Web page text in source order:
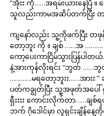
“အိုးး ကို……အရမ်းယားနေပြီ ။
သူလည်းကာမအဆိပ်တက်ပြီး တခ
ကျနော်လည်း သူ့ကိုဖက်ပြီး တဖုန်း
တော့ဘူး ကို ။ ချစ် ……အ
ကော့ပေးကာငြိမ်သွားပြန်ပ
နဲ့အားကုန်လိုးရင်း “ဘွတ် ……ဘွတ်
…………မရတော့ဘူးး……အားး
ပတ်ကချွတ်ပြီး သူ့အဖုတ်အပေါ်
ရှီးးးး ကောင်းလိုက်တာ……ချ
ဘက် ဂိုဒေါင်မှာ လူရှင်းချိန်န